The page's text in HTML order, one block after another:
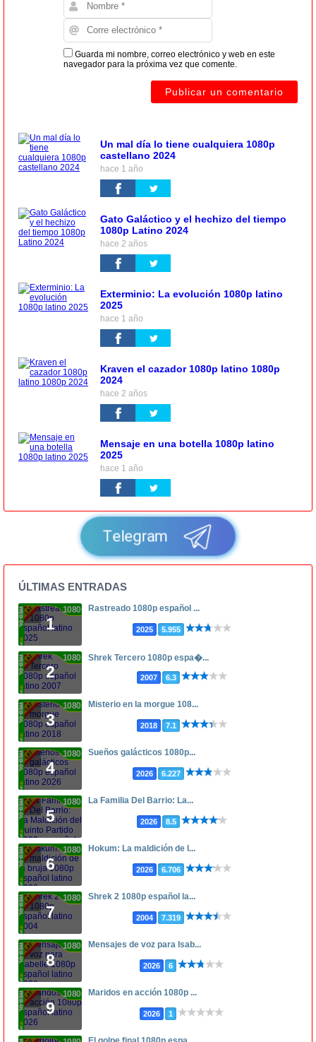
Guarda mi nombre, correo electrónico y web en este
navegador para la próxima vez que comente.
Un mal día lo tiene cualquiera 1080p
castellano 2024
hace 1 año
Gato Galáctico y el hechizo del tiempo
1080p Latino 2024
hace 2 años
Exterminio: La evolución 1080p latino
2025
hace 1 año
Kraven el cazador 1080p latino 1080p
2024
hace 2 años
Mensaje en una botella 1080p latino
2025
hace 1 año
Telegram
ÚLTIMAS ENTRADAS
1
1080p Rastreado 1080p español ...
2025 5.955
2
1080p Shrek Tercero 1080p espa�...
2007 6.3
3
1080p Misterio en la morgue 108...
2018 7.1
4
1080p Sueños galácticos 1080p...
2026 6.227
5
1080p La Familia Del Barrio: La...
2026 8.5
6
1080p Hokum: La maldición de l...
2026 6.706
7
1080p Shrek 2 1080p español la...
2004 7.319
8
1080p Mensajes de voz para Isab...
2026 6
9
1080p Maridos en acción 1080p ...
2026 1